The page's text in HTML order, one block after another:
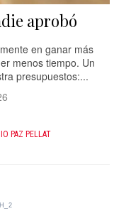
aprobó
en ganar más
menos tiempo. Un
presupuestos:...
PAZ PELLAT